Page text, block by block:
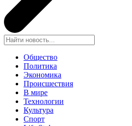
Общество
Политика
Экономика
Происшествия
В мире
Технологии
Культура
Спорт